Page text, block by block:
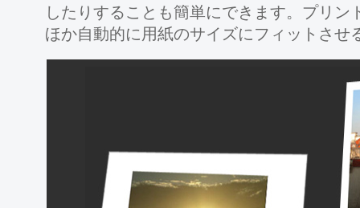
したりすることも簡単にできます。プリン
ほか自動的に用紙のサイズにフィットさせ